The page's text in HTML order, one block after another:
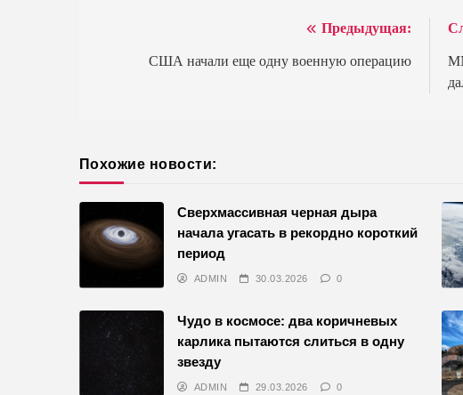
Предыдущая:
США начали еще одну военную операцию
Похожие новости:
Сверхмассивная черная дыра
начала угасать в рекордно короткий
период
ADMIN 30.03.2026 0
Чудо в космосе: два коричневых
карлика пытаются слиться в одну
звезду
ADMIN 29.03.2026 0